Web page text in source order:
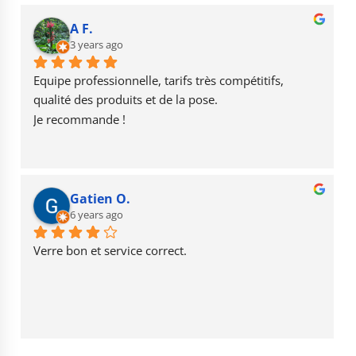
b
o
o
k
r
a
m
b
e
A F.
3 years ago
Equipe professionnelle, tarifs très compétitifs,
qualité des produits et de la pose.
Je recommande !
Gatien O.
6 years ago
Verre bon et service correct.